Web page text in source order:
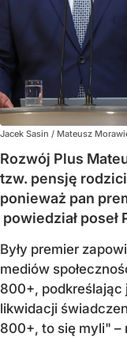
Jacek Sasin / Mateusz
Rozwój Plus
tzw. pensję
ponieważ pan
powiedział poseł
Były premier
mediów
800+, podkreślając
likwidacji
800+, to się myli" –